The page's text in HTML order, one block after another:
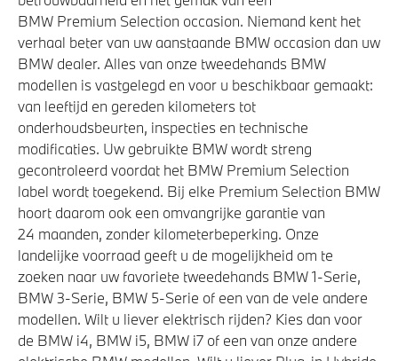
BMW Premium Selection occasion. Niemand kent het
verhaal beter van uw aanstaande BMW occasion dan uw
BMW dealer. Alles van onze tweedehands BMW
modellen is vastgelegd en voor u beschikbaar gemaakt:
van leeftijd en gereden kilometers tot
onderhoudsbeurten, inspecties en technische
modificaties. Uw gebruikte BMW wordt streng
gecontroleerd voordat het BMW Premium Selection
label wordt toegekend. Bij elke Premium Selection BMW
hoort daarom ook een omvangrijke garantie van
24 maanden, zonder kilometerbeperking. Onze
landelijke voorraad geeft u de mogelijkheid om te
zoeken naar uw favoriete tweedehands BMW 1-Serie,
BMW 3-Serie, BMW 5-Serie of een van de vele andere
modellen. Wilt u liever elektrisch rijden? Kies dan voor
de BMW i4, BMW i5, BMW i7 of een van onze andere